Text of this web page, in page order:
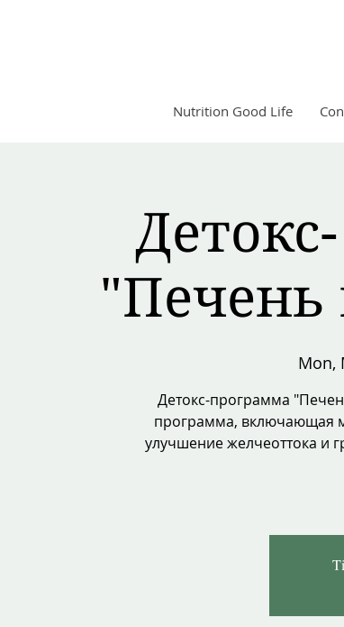
Nutrition Good Life
Mon,
Детокс-программа
программа, включающая
улучшение желчеоттока и